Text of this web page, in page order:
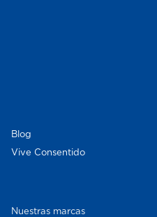
Blog
Vive Consentido
Nuestras marcas